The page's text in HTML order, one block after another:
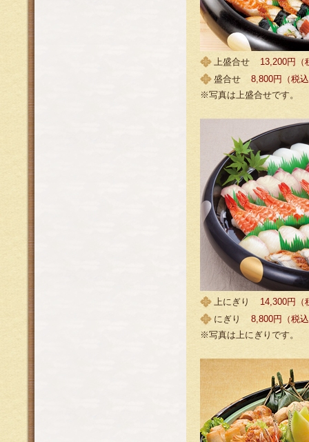
上盛合せ
13,200円（
盛合せ
8,800円（税
※写真は上盛合せです。
上にぎり
14,300円（
にぎり
8,800円（税
※写真は上にぎりです。